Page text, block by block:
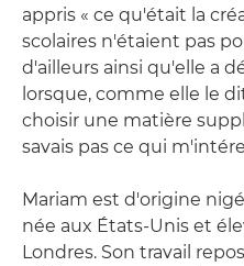
appris « ce qu'était la
scolaires n'étaient pas
d'ailleurs ainsi qu'elle a
lorsque, comme elle le
choisir une matière
savais pas ce qui
Mariam est d'origine
née aux États-Unis et
Londres. Son travail